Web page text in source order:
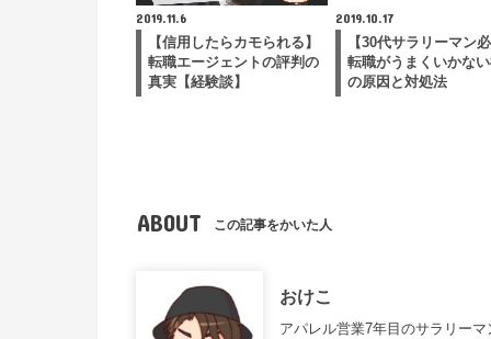
2019.11.6
【信用したらカモられる】
転職エージェントの評判の
真実【経験談】
2019.10.17
【30代サラリーマン
転職がうまくいかな
の原因と対処法
ABOUT この記事をかいた人
おけこ
アパレル営業7年目のサラリー